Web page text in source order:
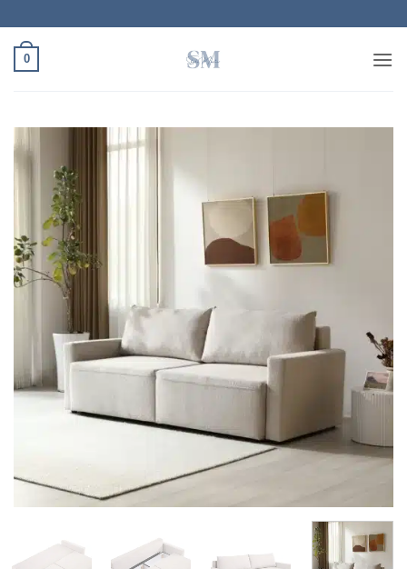
to
content
0